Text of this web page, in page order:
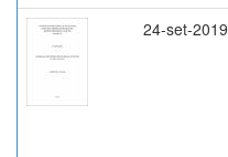
24-set-2019